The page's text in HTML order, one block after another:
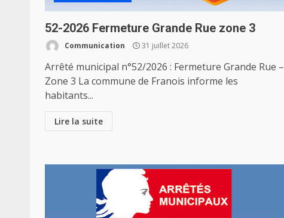
52-2026 Fermeture Grande Rue zone 3
Communication 31 juillet 2026
Arrêté municipal n°52/2026 : Fermeture Grande Rue –
Zone 3 La commune de Franois informe les
habitants...
Lire la suite